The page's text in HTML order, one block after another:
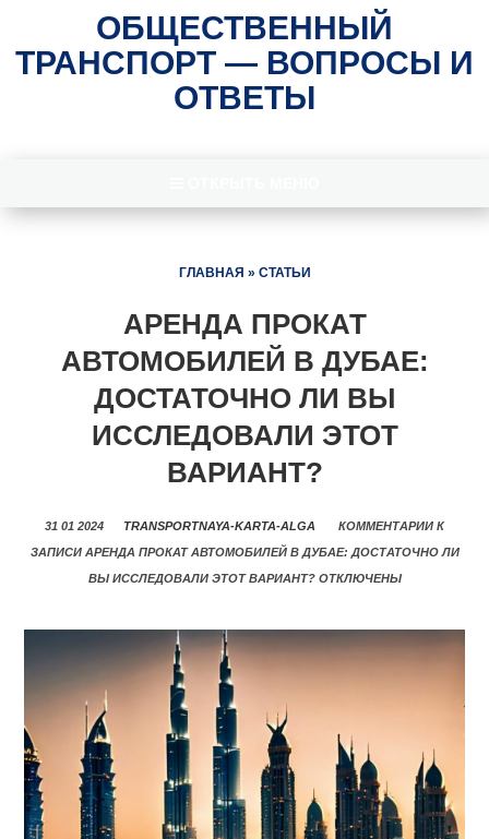
ОБЩЕСТВЕННЫЙ
ТРАНСПОРТ — ВОПРОСЫ И
ОТВЕТЫ
ГЛАВНАЯ » СТАТЬИ
АРЕНДА ПРОКАТ
АВТОМОБИЛЕЙ В ДУБАЕ:
ДОСТАТОЧНО ЛИ ВЫ
ИССЛЕДОВАЛИ ЭТОТ
ВАРИАНТ?
31 01 2024 TRANSPORTNAYA-KARTA-ALGA КОММЕНТАРИИ К
ЗАПИСИ АРЕНДА ПРОКАТ АВТОМОБИЛЕЙ В ДУБАЕ: ДОСТАТОЧНО ЛИ
ВЫ ИССЛЕДОВАЛИ ЭТОТ ВАРИАНТ?ОТКЛЮЧЕНЫ